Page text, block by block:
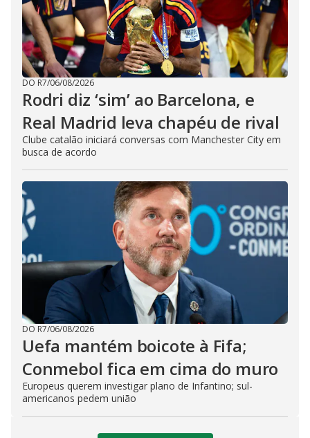
DO R7/06/08/2026
Rodri diz ‘sim’ ao Barcelona, e
Real Madrid leva chapéu de rival
Clube catalão iniciará conversas com Manchester City em
busca de acordo
DO R7/06/08/2026
Uefa mantém boicote à Fifa;
Conmebol fica em cima do muro
Europeus querem investigar plano de Infantino; sul-
americanos pedem união